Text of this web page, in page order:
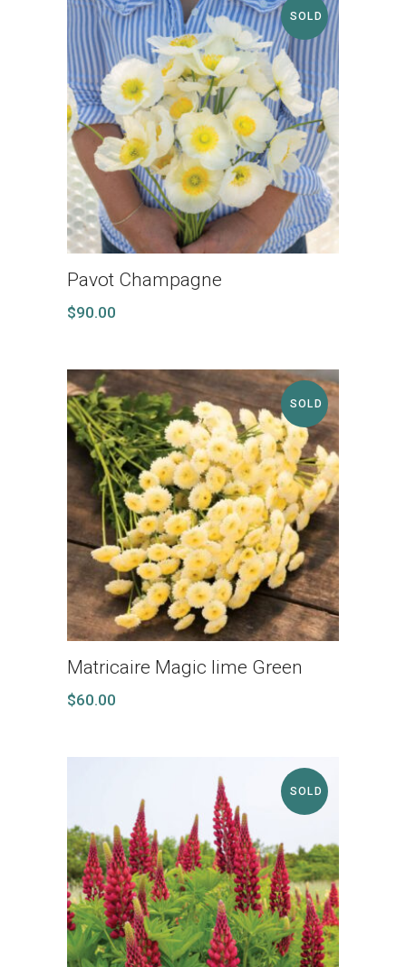
SOLD
Pavot Champagne
$90.00
SOLD
Matricaire Magic lime Green
$60.00
SOLD